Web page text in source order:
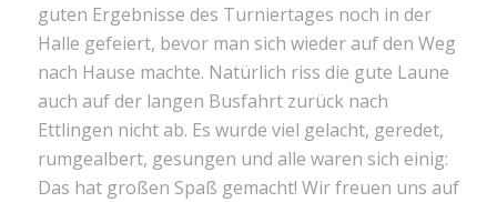
guten Ergebnisse des Turniertages noch in der
Halle gefeiert, bevor man sich wieder auf den Weg
nach Hause machte. Natürlich riss die gute Laune
auch auf der langen Busfahrt zurück nach
Ettlingen nicht ab. Es wurde viel gelacht, geredet,
rumgealbert, gesungen und alle waren sich einig:
Das hat großen Spaß gemacht! Wir freuen uns auf